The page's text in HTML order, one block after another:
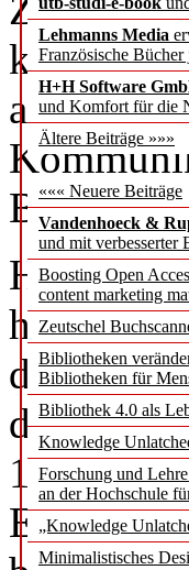
Lehmanns Media
Französische
H+H Software
und Komfort für die
Ältere Beiträge »»»
««« Neuere Beiträge
Vandenhoeck &
und mit verbesserter
Boosting Open
content marketing
Zeutschel
Bibliotheken
Bibliotheken für
Bibliothek 4.0 als
Knowledge
Forschung und
an der Hochschule
„Knowledge
Minimalistisches
kurz
aufzeigte
BAK
Herr
hielt
des BAK
der als
1972)